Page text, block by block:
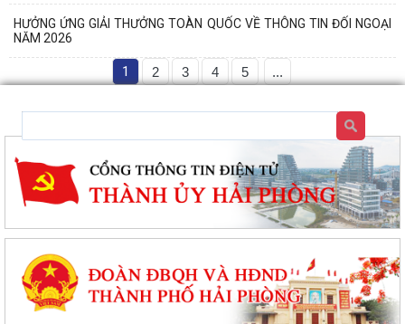
HƯỞNG ỨNG GIẢI THƯỞNG TOÀN QUỐC VỀ THÔNG TIN ĐỐI NGOẠI
NĂM 2026
1 2 3 4 5 ...